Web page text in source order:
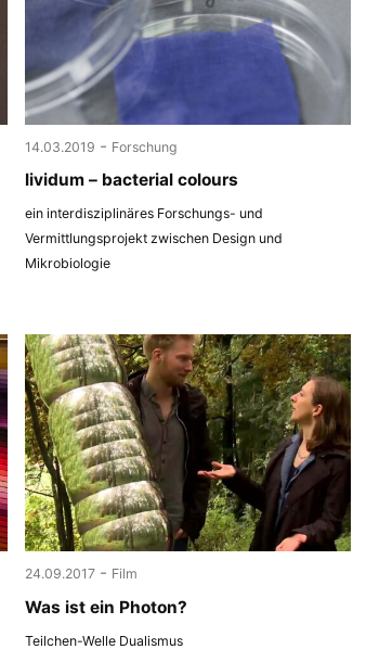
14.03.2019 - Forschung
lividum – bacterial colours
ein interdisziplinäres Forschungs- und
Vermittlungsprojekt zwischen Design und
Mikrobiologie
24.09.2017 - Film
Was ist ein Photon?
Teilchen-Welle Dualismus